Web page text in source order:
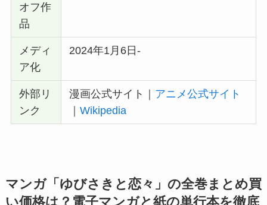
オフ作
品
メディ
ア化
2024年1月6日-
外部リ
ンク
漫画公式サイト｜ アニメ公式サイト
｜Wikipedia
マンガ「ゆびさきと恋々」の全巻まとめ買
い価格は？電子マンガと紙の単行本を徹底